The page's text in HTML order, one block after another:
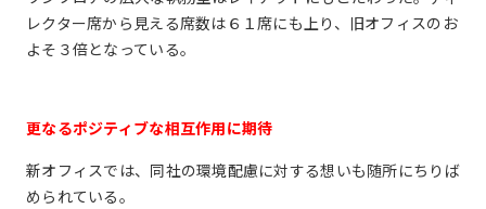
レクター席から見える席数は６１席にも上り、旧オフィスのお
よそ３倍となっている。
更なるポジティブな相互作用に期待
新オフィスでは、同社の環境配慮に対する想いも随所にちりば
められている。